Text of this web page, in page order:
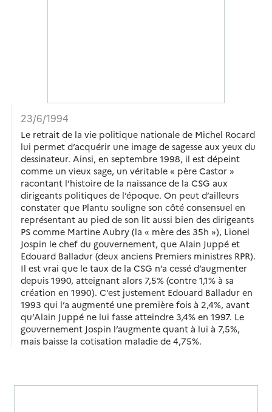
23/6/1994
Le retrait de la vie politique nationale de Michel Rocard
lui permet d’acquérir une image de sagesse aux yeux du
dessinateur. Ainsi, en septembre 1998, il est dépeint
comme un vieux sage, un véritable « père Castor »
racontant l’histoire de la naissance de la CSG aux
dirigeants politiques de l’époque. On peut d’ailleurs
constater que Plantu souligne son côté consensuel en
représentant au pied de son lit aussi bien des dirigeants
PS comme Martine Aubry (la « mère des 35h »), Lionel
Jospin le chef du gouvernement, que Alain Juppé et
Edouard Balladur (deux anciens Premiers ministres RPR).
Il est vrai que le taux de la CSG n’a cessé d’augmenter
depuis 1990, atteignant alors 7,5% (contre 1,1% à sa
création en 1990). C’est justement Edouard Balladur en
1993 qui l’a augmenté une première fois à 2,4%, avant
qu’Alain Juppé ne lui fasse atteindre 3,4% en 1997. Le
gouvernement Jospin l’augmente quant à lui à 7,5%,
mais baisse la cotisation maladie de 4,75%.